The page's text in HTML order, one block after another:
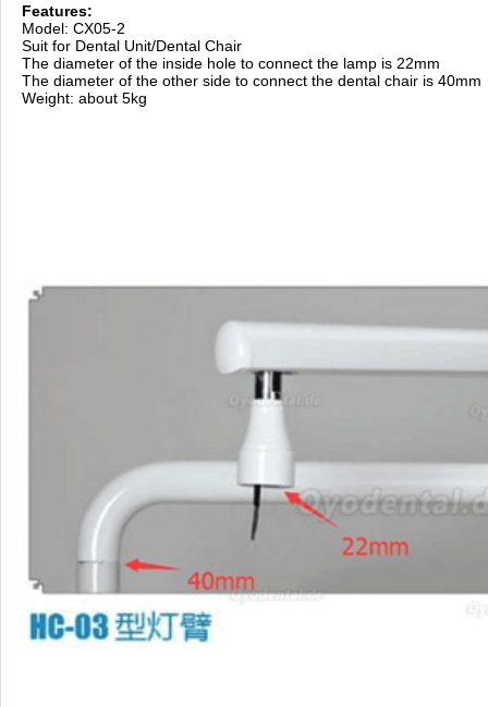
Features:
Model: CX05-2
Suit for Dental Unit/Dental Chair
The diameter of the inside hole to connect the lamp is 22mm
The diameter of the other side to connect the dental chair is 40mm
Weight: about 5kg